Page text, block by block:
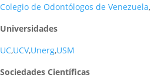
Colegio de Odontólogos de Venezuela,
Universidades
UC,UCV,Unerg,USM
Sociedades Científicas